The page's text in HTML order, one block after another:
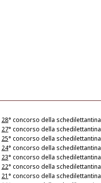
28° concorso della schedilettantina
27° concorso della schedilettantina
25° concorso della schedilettantina
24° concorso della schedilettantina
23° concorso della schedilettantina
22° concorso della schedilettantina
21 ° concorso della schedilettantina